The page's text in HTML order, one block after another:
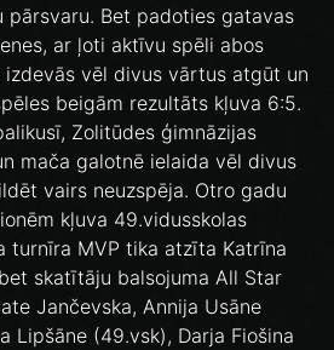
Bet padoties gatavas
ar ļoti aktīvu spēli abos
izdevās vēl divus vārtus atgūt un
beigām rezultāts kļuva 6:5.
Zolitūdes ģimnāzijas
mača galotnē ielaida vēl divus
vairs neuzspēja. Otro gadu
kļuva 49.vidusskolas
turnīra MVP tika atzīta Katrīna
skatītāju balsojuma All Star
Jančevska, Annija Usāne
Lipšāne (49.vsk), Darja Fiošina